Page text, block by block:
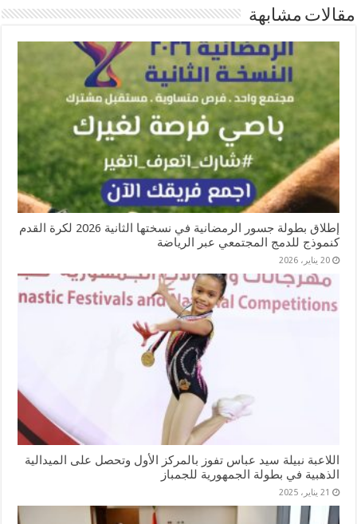
مقالات مشابهة
إطلاق بطولة جسور الرمضانية في نسختها الثانية 2026 لكرة القدم
كنموذج للدمج المجتمعي عبر الرياضة
20 يناير، 2026
اللاعبة نبيلة سيد عباس تفوز بالمركز الأول وتحصل على الميدالية
الذهبية في بطولة الجمهورية للجمباز
21 يناير، 2025